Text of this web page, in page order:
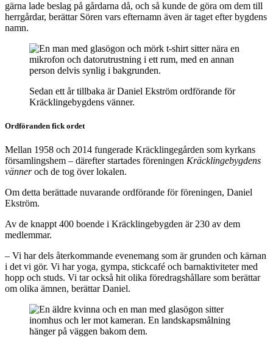
gärna lade beslag på gårdarna då, och så kunde de göra om dem till
herrgårdar, berättar Sören vars efternamn även är taget efter bygdens
namn.
Sedan ett år tillbaka är Daniel Ekström ordförande för
Kräcklingebygdens vänner.
Ordföranden fick ordet
Mellan 1958 och 2014 fungerade Kräcklingegården som kyrkans
församlingshem – därefter startades föreningen Kräcklingebygdens
vänneroch de tog över lokalen.
Om detta berättade nuvarande ordförande för föreningen, Daniel
Ekström.
Av de knappt 400 boende i Kräcklingebygden är 230 av dem
medlemmar.
– Vi har dels återkommande evenemang som är grunden och kärnan
i det vi gör. Vi har yoga, gympa, stickcafé och barnaktiviteter med
hopp och studs. Vi tar också hit olika föredragshållare som berättar
om olika ämnen, berättar Daniel.